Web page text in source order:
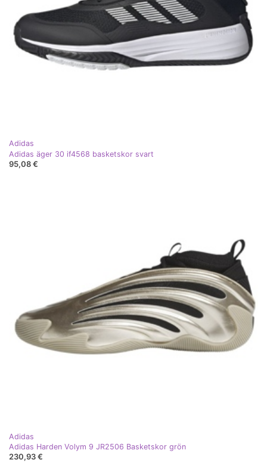
Adidas
Adidas äger 30 if4568 basketskor svart
95,08 €
Adidas
Adidas Harden Volym 9 JR2506 Basketskor grön
230,93 €